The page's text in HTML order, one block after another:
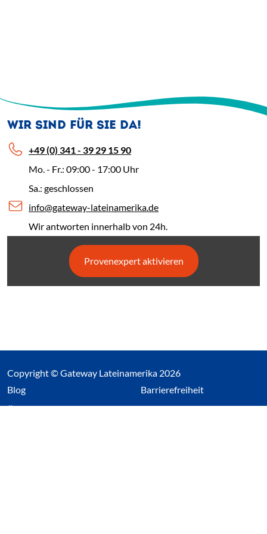
WIR SIND FÜR SIE DA!
+49 (0) 341 - 39 29 15 90
Mo. - Fr.: 09:00 - 17:00 Uhr
Sa.: geschlossen
info@gateway-lateinamerika.de
Wir antworten innerhalb von 24h.
Provenexpert aktivieren
Copyright © Gateway Lateinamerika 2026
Blog(Link öffnet einen neuen Tab)
Über uns
Barrierefreiheit
Impressum